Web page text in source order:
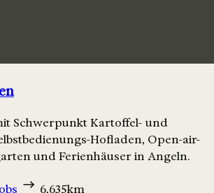
Schwerpunkt Kartoffel- und
Hofladen, Open-air-
und Ferienhäuser in Angeln.
6,635km